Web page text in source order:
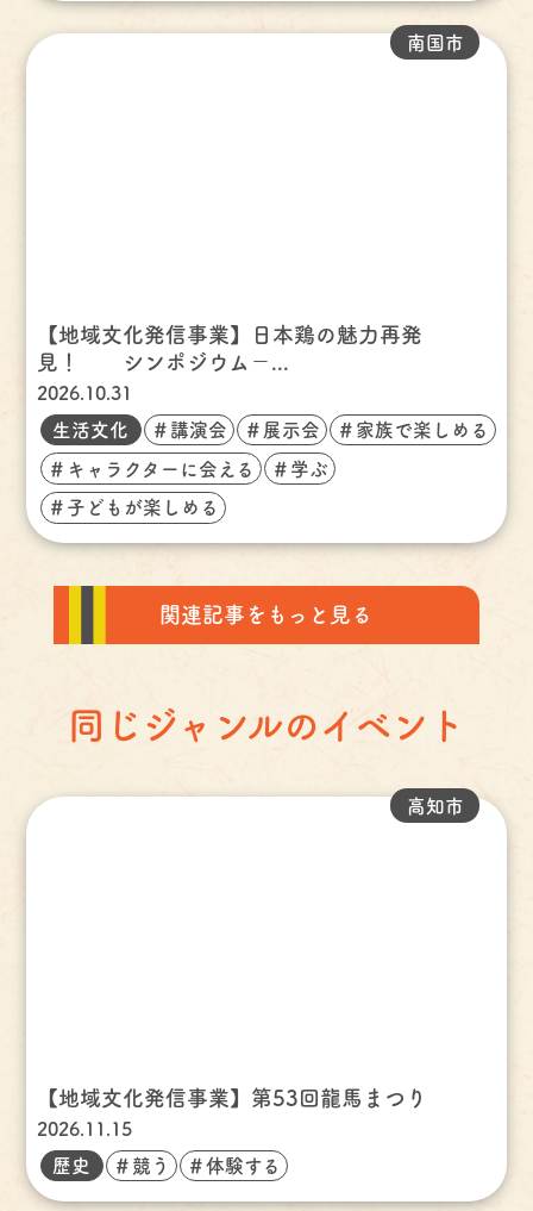
【地域文化発信事業】日本鶏の魅力再発
見！ シンポジウム－...
2026.10.31
南国市
生活文化 ＃講演会 ＃展示会 ＃家族で楽しめる
＃キャラクターに会える ＃学ぶ
＃子どもが楽しめる
関連記事をもっと見る
同じジャンルのイベント
【地域文化発信事業】第53回龍馬まつり
2026.11.15
高知市
歴史 ＃競う ＃体験する